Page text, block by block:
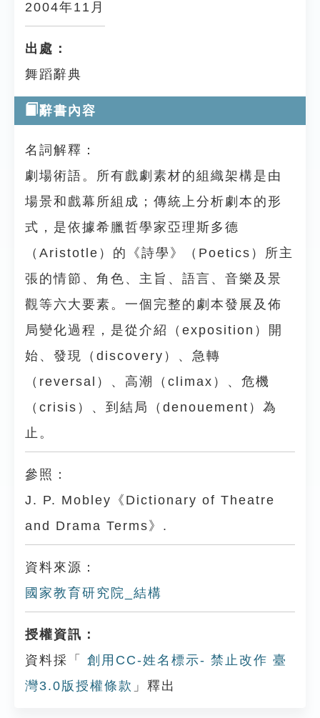
2004年11月
出處：
舞蹈辭典
辭書內容
名詞解釋：
劇場術語。所有戲劇素材的組織架構是由
場景和戲幕所組成；傳統上分析劇本的形
式，是依據希臘哲學家亞理斯多德
（Aristotle）的《詩學》（Poetics）所主
張的情節、角色、主旨、語言、音樂及景
觀等六大要素。一個完整的劇本發展及佈
局變化過程，是從介紹（exposition）開
始、發現（discovery）、急轉
（reversal）、高潮（climax）、危機
（crisis）、到結局（denouement）為
止。
參照：
J. P. Mobley《Dictionary of Theatre
and Drama Terms》.
資料來源：
國家教育研究院_結構
授權資訊：
資料採「
創用CC-姓名標示- 禁止改作 臺
灣3.0版授權條款 」釋出